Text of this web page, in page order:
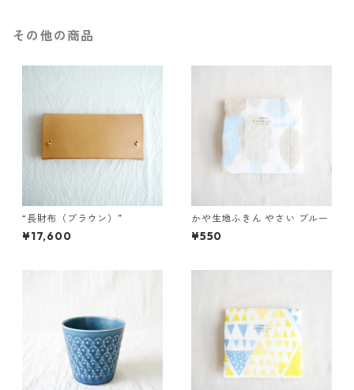
その他の商品
“長財布（ブラウン）”
¥17,600
かや生地ふきん やさい ブルー
¥550